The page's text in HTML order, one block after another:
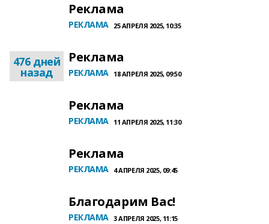
Реклама
РЕКЛАМА 25 АПРЕЛЯ 2025, 10:35
476 дней
назад
Реклама
РЕКЛАМА 18 АПРЕЛЯ 2025, 09:50
Реклама
РЕКЛАМА 11 АПРЕЛЯ 2025, 11:30
Реклама
РЕКЛАМА 4 АПРЕЛЯ 2025, 09:45
Благодарим Вас!
РЕКЛАМА 3 АПРЕЛЯ 2025, 11:15